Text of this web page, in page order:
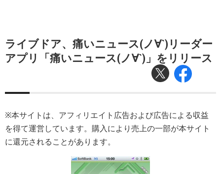
ライブドア、痛いニュース(ノ∀`)リーダー
アプリ「痛いニュース(ノ∀`)」をリリース
※本サイトは、アフィリエイト広告および広告による収益
を得て運営しています。購入により売上の一部が本サイト
に還元されることがあります。